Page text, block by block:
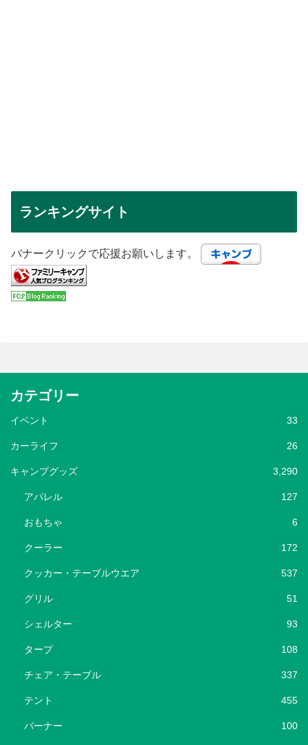
ランキングサイト
バナークリックで応援お願いします。
カテゴリー
イベント 33
カーライフ 26
キャンプグッズ 3,290
アパレル 127
おもちゃ 6
クーラー 172
クッカー・テーブルウエア 537
グリル 51
シェルター 93
タープ 108
チェア・テーブル 337
テント 455
バーナー 100